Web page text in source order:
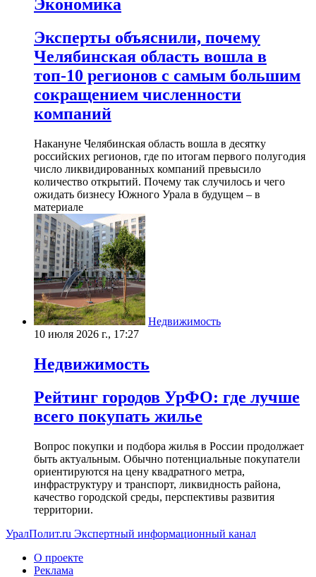
Экономика
Эксперты объяснили, почему
Челябинская область вошла в
топ-10 регионов с самым большим
сокращением численности
компаний
Накануне Челябинская область вошла в десятку
российских регионов, где по итогам первого полугодия
число ликвидированных компаний превысило
количество открытий. Почему так случилось и чего
ожидать бизнесу Южного Урала в будущем – в
материале
Недвижимость
10 июля 2026 г., 17:27
Недвижимость
Рейтинг городов УрФО: где лучше
всего покупать жилье
Вопрос покупки и подбора жилья в России продолжает
быть актуальным. Обычно потенциальные покупатели
ориентируются на цену квадратного метра,
инфраструктуру и транспорт, ликвидность района,
качество городской среды, перспективы развития
территории.
УралПолит.ru Экспертный информационный канал
О проекте
Реклама